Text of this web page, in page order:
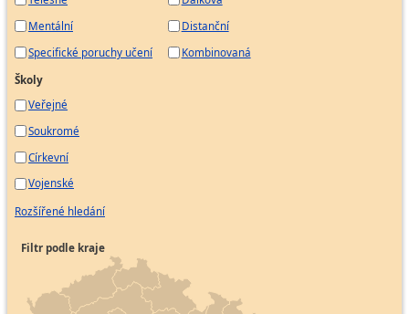
Mentální
Specifické poruchy učení
Distanční
Kombinovaná
Školy
Veřejné
Soukromé
Církevní
Vojenské
Rozšířené hledání
Filtr podle kraje